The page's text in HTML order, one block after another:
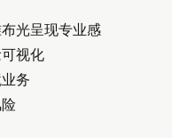
光呈现专业感
视化
务